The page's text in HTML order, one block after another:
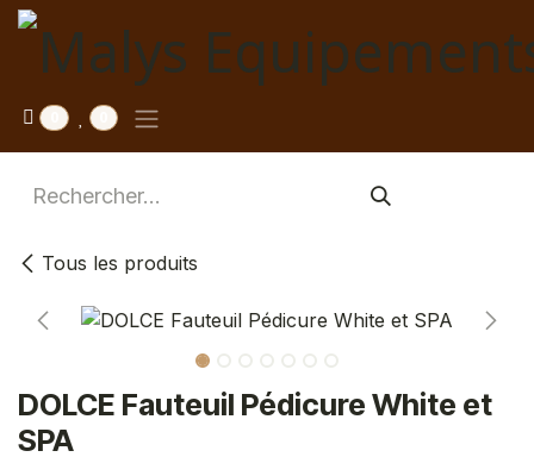
Se rendre au contenu
Tous les produits
DOLCE Fauteuil Pédicure White et
SPA